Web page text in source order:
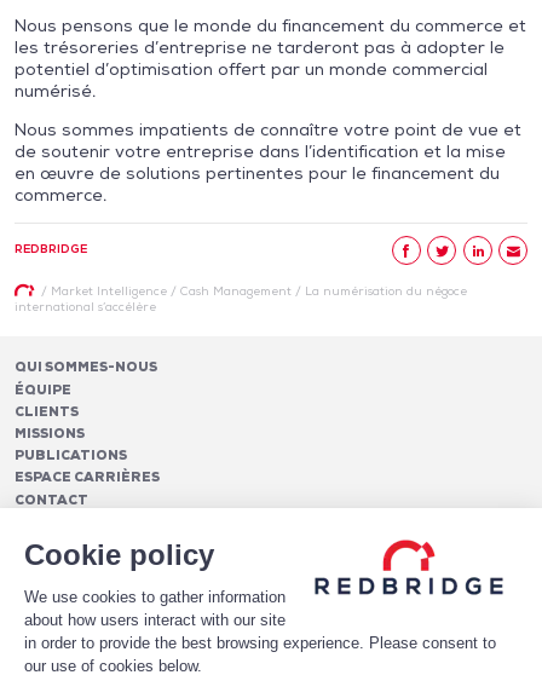
Cookie policy
We use cookies to gather information
about how users interact with our site
in order to provide the best browsing experience. Please consent to
our use of cookies below.
Nous pensons que le monde du financement du commerce et
les trésoreries d’entreprise ne tarderont pas à adopter le
potentiel d’optimisation offert par un monde commercial
numérisé.
Nous sommes impatients de connaître votre point de vue et
de soutenir votre entreprise dans l’identification et la mise
en œuvre de solutions pertinentes pour le financement du
commerce.
REDBRIDGE
/ Market Intelligence/ Cash Management/ La numérisation du négoce
international s’accélère
QUI SOMMES-NOUS
ÉQUIPE
CLIENTS
MISSIONS
PUBLICATIONS
ESPACE CARRIÈRES
CONTACT
Pilotage des relations bancaires
Conseil en notation et optimisation du profil de crédit
Mise en place de financements
CASH MANAGEMENT ET TRÉSORERIE
Frais et services bancaires
Services de suivi et de reporting des frais bancaires
Monétique
Conversion et gestion de la fraude e-commerce
PAIEMENTS
Analytics
Architecture de paiement
LE LIVRE BLANC DE HAWKEYEBSB